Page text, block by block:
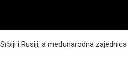
i Rusiji, a međunarodna zajednica